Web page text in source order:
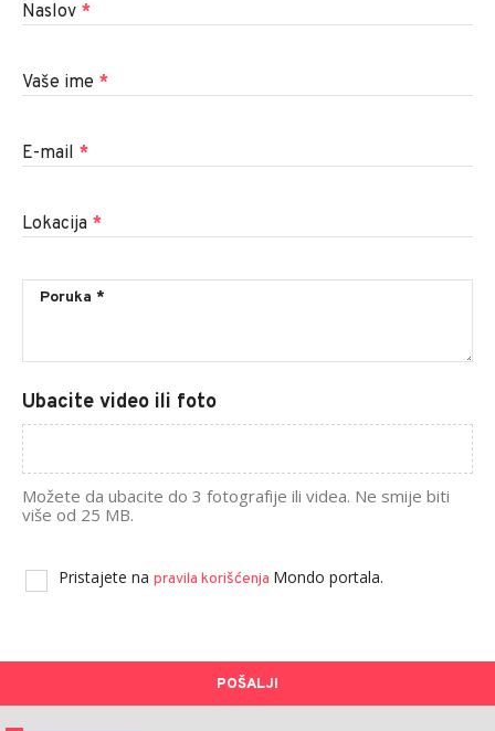
Naslov *
Vaše ime *
E-mail *
Lokacija *
Ubacite video ili foto
Možete da ubacite do 3 fotografije ili videa. Ne smije biti
više od 25 MB.
Pristajete na pravila korišćenja Mondo portala.
POŠALJI